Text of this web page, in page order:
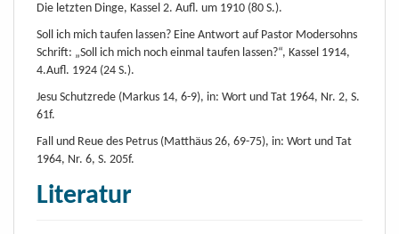
Die letzten Dinge, Kassel 2. Aufl. um 1910 (80 S.).
Soll ich mich taufen lassen? Eine Antwort auf Pastor Modersohns
Schrift: „Soll ich mich noch einmal taufen lassen?“, Kassel 1914,
4.Aufl. 1924 (24 S.).
Jesu Schutzrede (Markus 14, 6-9), in: Wort und Tat 1964, Nr. 2, S.
61f.
Fall und Reue des Petrus (Matthäus 26, 69-75), in: Wort und Tat
1964, Nr. 6, S. 205f.
Literatur